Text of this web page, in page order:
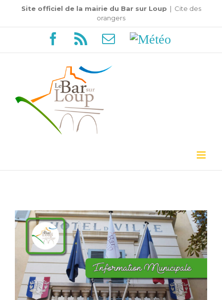
Passer
au
Site officiel de la mairie du Bar sur Loup | Cite des
orangers
Facebook
Rss EmailMétéo
Voir
l'image
agrandie